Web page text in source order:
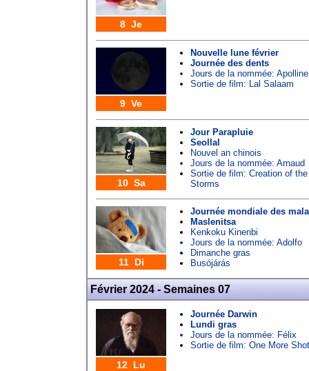
8 Je
9 Ve
Nouvelle lune février
Journée des dents
Jours de la nommée: Apolline
Sortie de film: Lal Salaam
10 Sa
Jour Parapluie
Seollal
Nouvel an chinois
Jours de la nommée: Arnaud
Sortie de film: Creation of
Storms
11 Di
Journée mondiale des
Maslenitsa
Kenkoku Kinenbi
Jours de la nommée: Adolfo
Dimanche gras
Busójárás
Février 2024 - Semaines 07
12 Lu
Journée Darwin
Lundi gras
Jours de la nommée: Félix
Sortie de film: One More Shot